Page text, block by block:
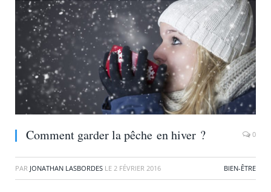
Comment garder la pêche en hiver ? 0
PAR JONATHAN LASBORDES LE 2 FÉVRIER 2016 BIEN-ÊTRE